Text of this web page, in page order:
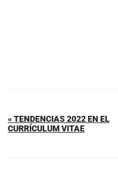
« TENDENCIAS 2022 EN EL
CURRÍCULUM VITAE